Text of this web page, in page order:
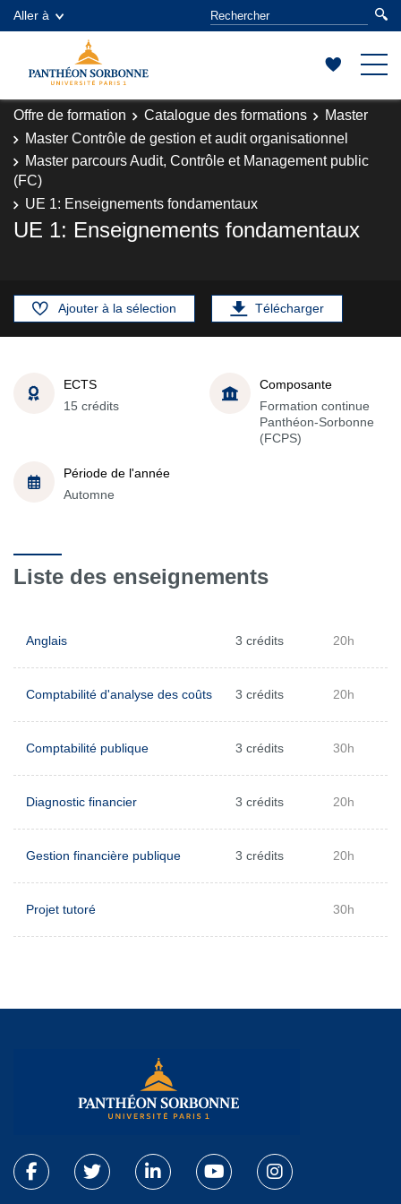
Aller à
Offre de formation Catalogue des formations
Master
Master Contrôle de gestion et audit organisationnel
Master parcours Audit, Contrôle et Management public
(FC)
UE 1: Enseignements fondamentaux
UE 1: Enseignements fondamentaux
Ajouter à la sélection Télécharger
ECTS
15 crédits
Composante
Formation continue
Panthéon-Sorbonne
(FCPS)
Période de l'année
Automne
Liste des enseignements
Anglais 3 crédits 20h
Comptabilité d'analyse des coûts 3 crédits 20h
Comptabilité publique 3 crédits 30h
Diagnostic financier 3 crédits 20h
Gestion financière publique 3 crédits 20h
Projet tutoré 30h